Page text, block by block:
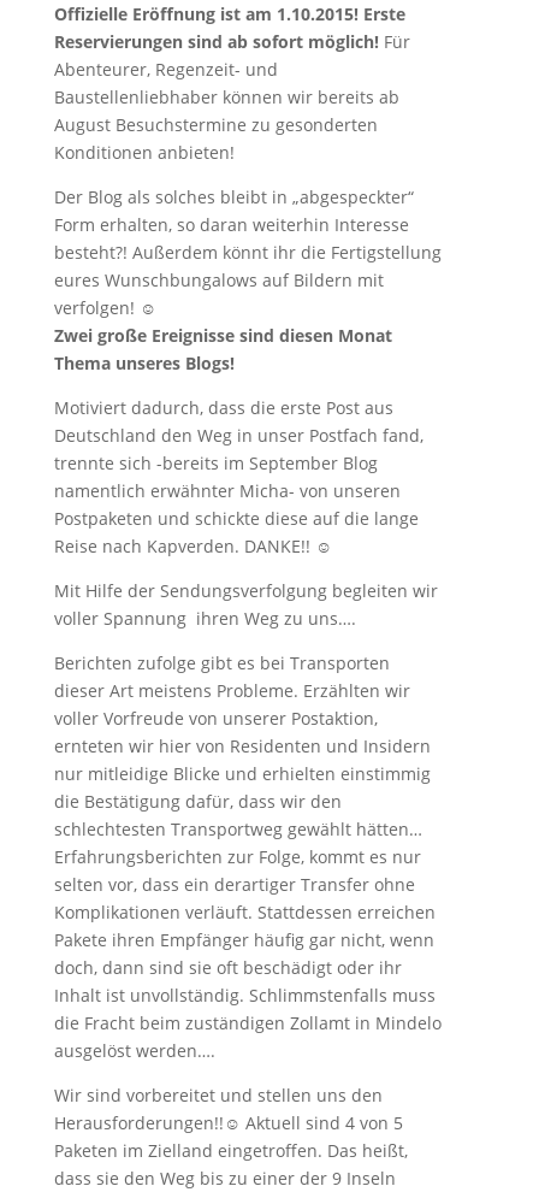
Offizielle Eröffnung ist am 1.10.2015! Erste
Reservierungen sind ab sofort möglich!Für
Abenteurer, Regenzeit- und
Baustellenliebhaber können wir bereits ab
August Besuchstermine zu gesonderten
Konditionen anbieten!
Der Blog als solches bleibt in „abgespeckter“
Form erhalten, so daran weiterhin Interesse
besteht?! Außerdem könnt ihr die Fertigstellung
eures Wunschbungalows auf Bildern mit
verfolgen! ☺
Zwei große Ereignisse sind diesen Monat
Thema unseres Blogs!
Motiviert dadurch, dass die erste Post aus
Deutschland den Weg in unser Postfach fand,
trennte sich -bereits im September Blog
namentlich erwähnter Micha- von unseren
Postpaketen und schickte diese auf die lange
Reise nach Kapverden. DANKE!! ☺
Mit Hilfe der Sendungsverfolgung begleiten wir
voller Spannung ihren Weg zu uns….
Berichten zufolge gibt es bei Transporten
dieser Art meistens Probleme. Erzählten wir
voller Vorfreude von unserer Postaktion,
ernteten wir hier von Residenten und Insidern
nur mitleidige Blicke und erhielten einstimmig
die Bestätigung dafür, dass wir den
schlechtesten Transportweg gewählt hätten…
Erfahrungsberichten zur Folge, kommt es nur
selten vor, dass ein derartiger Transfer ohne
Komplikationen verläuft. Stattdessen erreichen
Pakete ihren Empfänger häufig gar nicht, wenn
doch, dann sind sie oft beschädigt oder ihr
Inhalt ist unvollständig. Schlimmstenfalls muss
die Fracht beim zuständigen Zollamt in Mindelo
ausgelöst werden….
Wir sind vorbereitet und stellen uns den
Herausforderungen!!☺ Aktuell sind 4 von 5
Paketen im Zielland eingetroffen. Das heißt,
dass sie den Weg bis zu einer der 9 Inseln